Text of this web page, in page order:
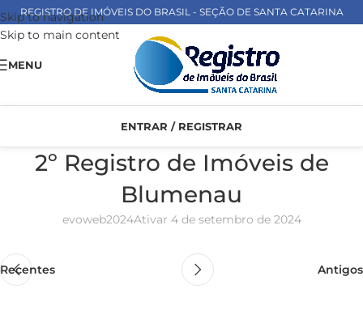
Skip to navigation
Skip to main content
REGISTRO DE IMÓVEIS DO BRASIL - SEÇÃO DE SANTA CATARINA
MENU
ENTRAR / REGISTRAR
2º Registro de Imóveis de
Blumenau
evoweb2024Ativar 4 de setembro de 2024
Recentes Antigos